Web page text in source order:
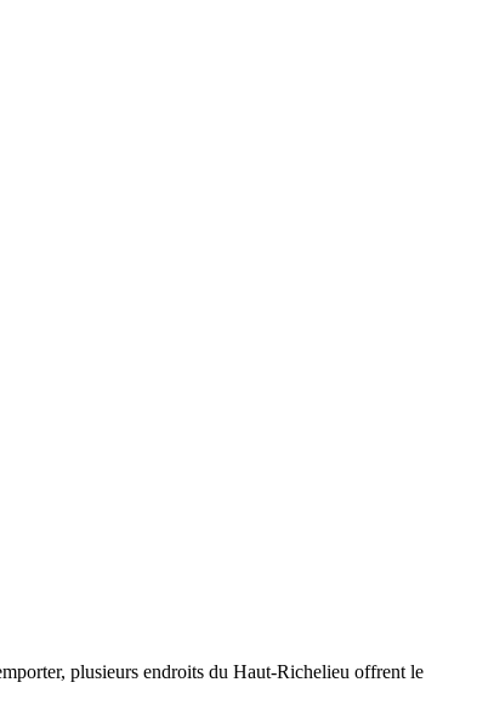
plusieurs endroits du Haut-Richelieu offrent le